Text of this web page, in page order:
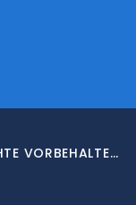
© 2026 EVERHOME GMBH · ALLE RECHTE VORBEHALTEN